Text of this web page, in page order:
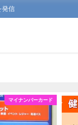
発信
マイナンバーカード